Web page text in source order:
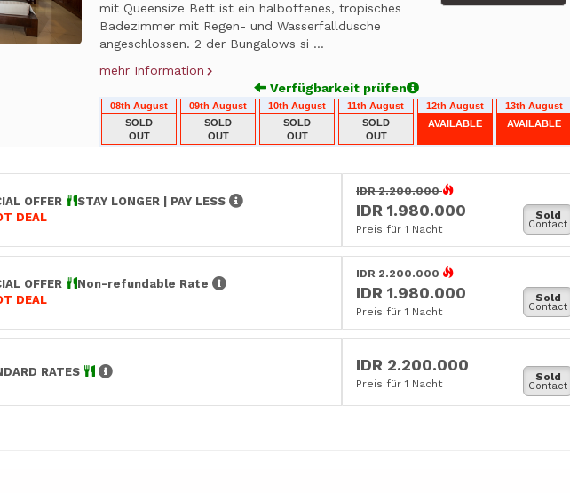
mit Queensize Bett ist ein halboffenes, tropisches
Badezimmer mit Regen- und Wasserfalldusche
angeschlossen. 2 der Bungalows si ...
mehr Information
Verfügbarkeit prüfen
08th August
SOLD
OUT
09th August
SOLD
OUT
10th August
SOLD
OUT
11th August
SOLD
OUT
12th August
AVAILABLE
13th August
AVAILABLE
OFFER
STAY LONGER | PAY LESS
DEAL
IDR 2.200.000
IDR 1.980.000
Preis für 1 Nacht
Sold
Contact
OFFER
Non-refundable Rate
DEAL
IDR 2.200.000
IDR 1.980.000
Preis für 1 Nacht
Sold
Contact
RATES IDR 2.200.000
Preis für 1 Nacht
Sold
Contact